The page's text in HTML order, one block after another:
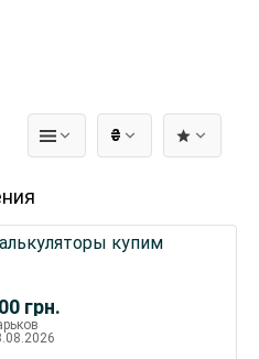
₴
грн.
купим